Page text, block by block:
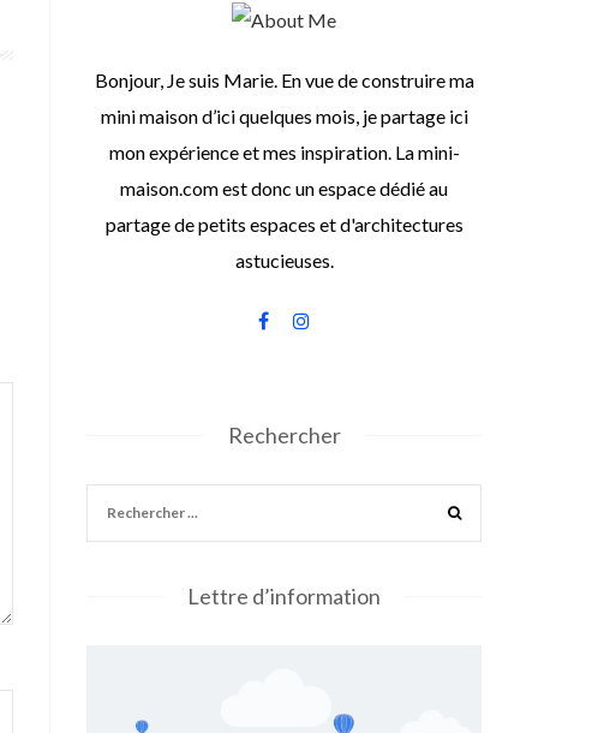
Bonjour, Je suis Marie. En vue de construire ma
mini maison d’ici quelques mois, je partage ici
mon expérience et mes inspiration. La mini-
maison.com est donc un espace dédié au
partage de petits espaces et d'architectures
astucieuses.
Rechercher
Lettre d’information